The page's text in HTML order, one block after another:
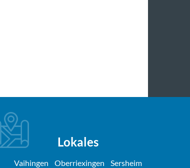
Lokales
Vaihingen Oberriexingen
Sersheim